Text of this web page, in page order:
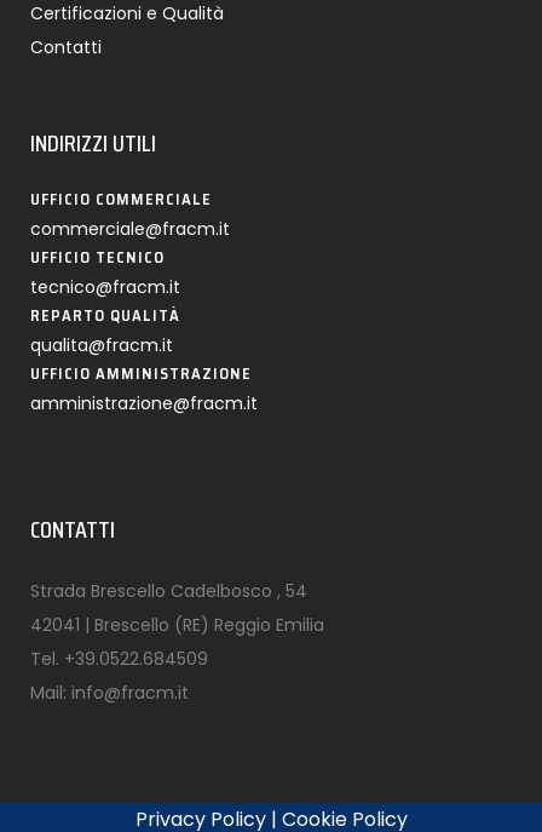
Certificazioni e Qualità
Contatti
INDIRIZZI UTILI
UFFICIO COMMERCIALE
commerciale@fracm.it
UFFICIO TECNICO
tecnico@fracm.it
REPARTO QUALITÀ
qualita@fracm.it
UFFICIO AMMINISTRAZIONE
amministrazione@fracm.it
CONTATTI
Strada Brescello Cadelbosco , 54
42041 | Brescello (RE) Reggio Emilia
Tel. +39.0522.684509
Mail: info@fracm.it
Privacy Policy| Cookie Policy